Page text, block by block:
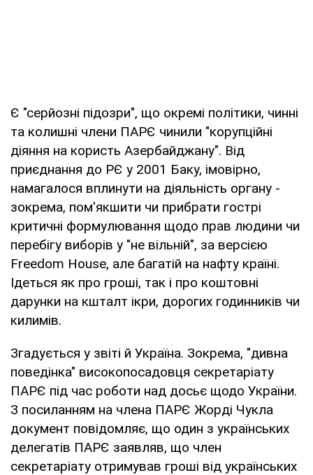
Є "серйозні підозри", що окремі політики, чинні
та колишні члени ПАРЄ чинили "корупційні
діяння на користь Азербайджану". Від
приєднання до РЄ у 2001 Баку, імовірно,
намагалося вплинути на діяльність органу -
зокрема, пом'якшити чи прибрати гострі
критичні формулювання щодо прав людини чи
перебігу виборів у "не вільній", за версією
Freedom House, але багатій на нафту країні.
Ідеться як про гроші, так і про коштовні
дарунки на кшталт ікри, дорогих годинників чи
килимів.
Згадується у звіті й Україна. Зокрема, "дивна
поведінка" високопосадовця секретаріату
ПАРЄ під час роботи над досьє щодо України.
З посиланням на члена ПАРЄ Жорді Чукла
документ повідомляє, що один з українських
делегатів ПАРЄ заявляв, що член
секретаріату отримував гроші від українських